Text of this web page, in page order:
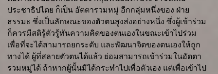
ประชาธิปไตย ก็เป็น อัตตารวมหมู่ อีกกลุ่มหนึ่งของ ฝ่าย
ธรรมะ ซึ่งเป็นลักษณะของตัวตนสูงส่งอย่างหนึ่ง ซึ่งผู้เข้าร่วม
ก็ควรมีสติรู้ตัวรู้ทันความคิดของตนเองในขณะเข้าไปร่วม
เพื่อที่จะได้สามารถยกระดับ และพัฒนาจิตของตนเองให้ถูก
ทางได้ ผู้ที่สลายตัวตนได้แล้ว ย่อมสามารถเข้าร่วมในอัตตา
รวมหมู่ได้ ถ้าหากผู้นั้นมิได้กระทำไปเพื่อตัวเอง แต่เพื่อเข้าไป